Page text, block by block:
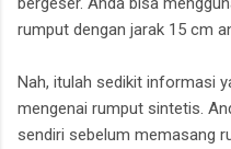
rumput dengan jarak 15 cm
Nah, itulah sedikit informasi
mengenai rumput sintetis.
sendiri sebelum memasang